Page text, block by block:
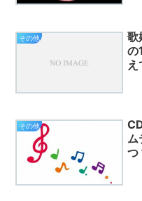
その他
歌
の
え
その他
ム
つ